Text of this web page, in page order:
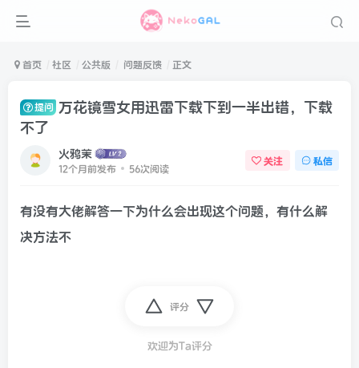
首页 社区 公共版 问题反馈 正文
提问
万花镜雪女用迅雷下载下到一半出错，下载
不了
火鸦茉
12个月前发布 56次阅读
关注 私信
有没有大佬解答一下为什么会出现这个问题，有什么解
决方法不
评分
欢迎为Ta评分